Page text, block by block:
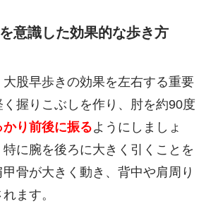
意識した効果的な歩き方
股早歩きの効果を左右する重要
握りこぶしを作り、肘を約90度
かり前後に振るようにしましょ
特に腕を後ろに大きく引くことを
骨が大きく動き、背中や肩周り
ます。